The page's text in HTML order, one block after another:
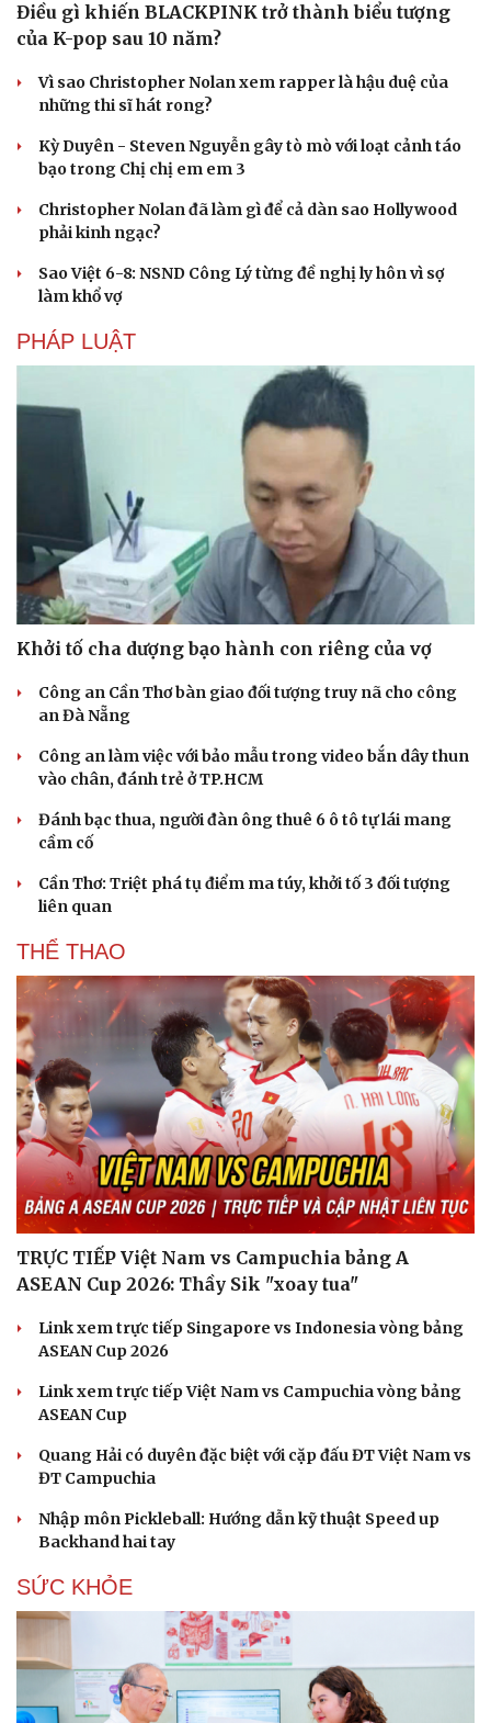
Doanh nghiệp
Thông tin doanh nghiệp
Doanh nghiệp 24h
Doanh nhân
Vì cộng đồng
Công nghệ
Tin Công nghệ
Trải nghiệm
Sức khỏe
Dinh dưỡng - món ngon
Cây thuốc
Sản phụ khoa
Nhi khoa
Nam khoa
Làm đẹp - giảm cân
Phòng mạch online
Ăn sạch sống khỏe
Đời sống
Nhà đẹp
Blog
Tình yêu - Gia đình
Điều gì khiến BLACKPINK trở thành biểu tượng
của K-pop sau 10 năm?
Vì sao Christopher Nolan xem rapper là hậu duệ của
những thi sĩ hát rong?
Kỳ Duyên - Steven Nguyễn gây tò mò với loạt cảnh táo
bạo trong Chị chị em em 3
Christopher Nolan đã làm gì để cả dàn sao Hollywood
phải kinh ngạc?
Sao Việt 6-8: NSND Công Lý từng đề nghị ly hôn vì sợ
làm khổ vợ
PHÁP LUẬT
Khởi tố cha dượng bạo hành con riêng của vợ
Công an Cần Thơ bàn giao đối tượng truy nã cho công
an Đà Nẵng
Công an làm việc với bảo mẫu trong video bắn dây thun
vào chân, đánh trẻ ở TP.HCM
Đánh bạc thua, người đàn ông thuê 6 ô tô tự lái mang
cầm cố
Cần Thơ: Triệt phá tụ điểm ma túy, khởi tố 3 đối tượng
liên quan
THỂ THAO
TRỰC TIẾP Việt Nam vs Campuchia bảng A
ASEAN Cup 2026: Thầy Sik "xoay tua"
Link xem trực tiếp Singapore vs Indonesia vòng bảng
ASEAN Cup 2026
Link xem trực tiếp Việt Nam vs Campuchia vòng bảng
ASEAN Cup
Quang Hải có duyên đặc biệt với cặp đấu ĐT Việt Nam vs
ĐT Campuchia
Nhập môn Pickleball: Hướng dẫn kỹ thuật Speed up
Backhand hai tay
SỨC KHỎE